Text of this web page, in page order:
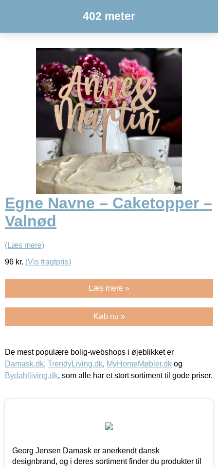
402 meter
Egne Navne – Caketopper –
Valnød
(Læs mere)
96 kr. (Vis fragtpris)
Læs mere »
Køb nu »
De mest populære bolig-webshops i øjeblikket er
Damask.dk, TrendyLiving.dk, MyHomeMøbler.dk og
Bydahlliving.dk, som alle har et stort sortiment til gode priser.
Georg Jensen Damask er anerkendt dansk
designbrand, og i deres sortiment finder du produkter til